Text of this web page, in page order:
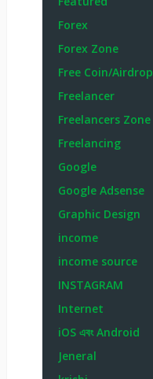
Forex
Forex Zone
Free Coin/Airdrop
Freelancer
Freelancers Zone
Freelancing
Google
Google Adsense
Graphic Design
income
income source
INSTAGRAM
Internet
iOS এবং Android
Jeneral